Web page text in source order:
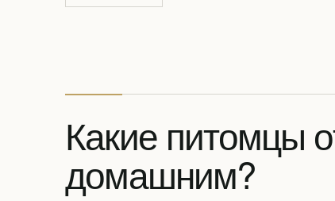
Какие питомцы
домашним?